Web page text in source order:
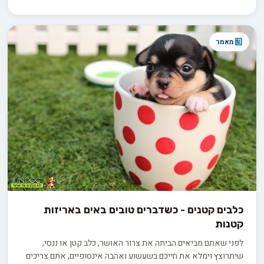
מאמר
כלבים קטנים - כשדברים טובים באים באריזות
קטנות
לפני שאתם מביאים הביתה את צרור האושר, כלב קטן או ננסי,
שיתרוצץ וימלא את חייכם בשעשוע ואהבה אינסופיים, אתם צריכים